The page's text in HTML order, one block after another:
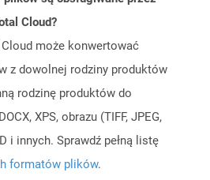
Cloud?
może konwertować
z dowolnej rodziny produktów
rodzinę produktów do
XPS, obrazu (TIFF, JPEG,
i innych. Sprawdź pełną listę
formatów plików.